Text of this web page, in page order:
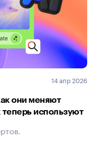
14 апр 2026
они меняют
используют